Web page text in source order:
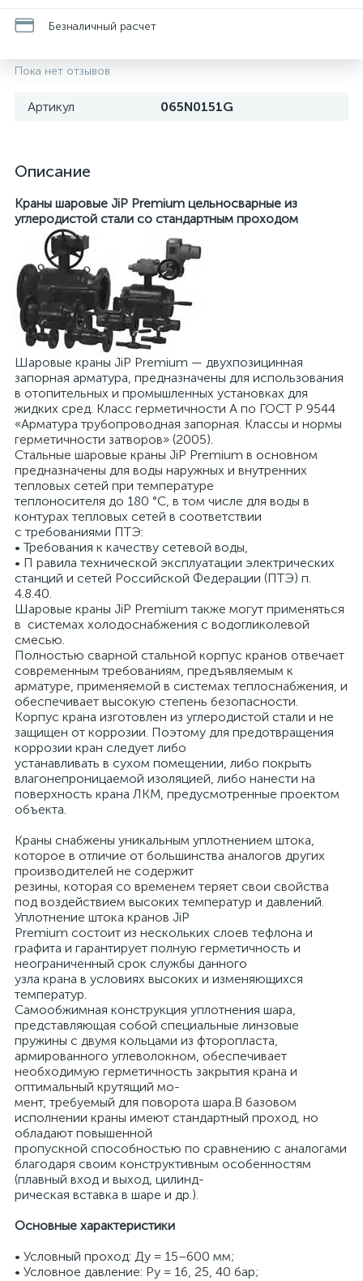
Безналичный расчет
Пока нет отзывов
Артикул 065N0151G
Описание
Краны шаровые JiP Premium цельносварные из
углеродистой стали со стандартным проходом
Шаровые краны JiP Premium — двухпозицинная
запорная арматура, предназначены для использования
в отопительных и промышленных установках для
жидких сред. Класс герметичности А по ГОСТ Р 9544
«Арматура трубопроводная запорная. Классы и нормы
герметичности затворов» (2005).
Стальные шаровые краны JiP Premium в основном
предназначены для воды наружных и внутренних
тепловых сетей при температуре
теплоносителя до 180 °С, в том числе для воды в
контурах тепловых сетей в соответствии
с требованиями ПТЭ:
• Требования к качеству сетевой воды,
• П равила технической эксплуатации электрических
станций и сетей Российской Федерации (ПТЭ) п.
4.8.40.
Шаровые краны JiP Premium также могут применяться
в системах холодоснабжения с водогликолевой
смесью.
Полностью сварной стальной корпус кранов отвечает
современным требованиям, предъявляемым к
арматуре, применяемой в системах теплоснабжения, и
обеспечивает высокую степень безопасности.
Корпус крана изготовлен из углеродистой стали и не
защищен от коррозии. Поэтому для предотвращения
коррозии кран следует либо
устанавливать в сухом помещении, либо покрыть
влагонепроницаемой изоляцией, либо нанести на
поверхность крана ЛКМ, предусмотренные проектом
объекта.
Краны снабжены уникальным уплотнением штока,
которое в отличие от большинства аналогов других
производителей не содержит
резины, которая со временем теряет свои свойства
под воздействием высоких температур и давлений.
Уплотнение штока кранов JiP
Premium состоит из нескольких слоев тефлона и
графита и гарантирует полную герметичность и
неограниченный срок службы данного
узла крана в условиях высоких и изменяющихся
температур.
Самообжимная конструкция уплотнения шара,
представляющая собой специальные линзовые
пружины с двумя кольцами из фторопласта,
армированного углеволокном, обеспечивает
необходимую герметичность закрытия крана и
оптимальный крутящий мо-
мент, требуемый для поворота шара.В базовом
исполнении краны имеют стандартный проход, но
обладают повышенной
пропускной способностью по сравнению с аналогами
благодаря своим конструктивным особенностям
(плавный вход и выход, цилинд-
рическая вставка в шаре и др.).
Основные характеристики
• Условный проход: Ду = 15–600 мм;
• Условное давление: Ру = 16, 25, 40 бар;